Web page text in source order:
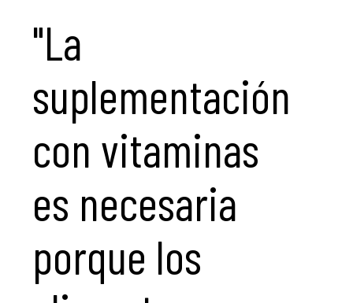
"La
suplementación
con vitaminas
es necesaria
porque los